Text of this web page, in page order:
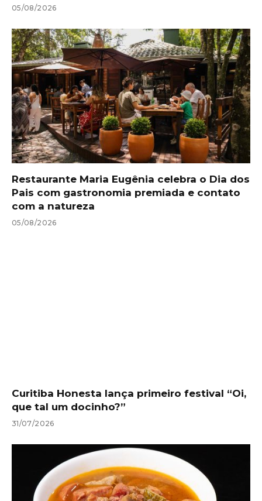
05/08/2026
Restaurante Maria Eugênia celebra o Dia dos
Pais com gastronomia premiada e contato
com a natureza
05/08/2026
Curitiba Honesta lança primeiro festival “Oi,
que tal um docinho?”
31/07/2026